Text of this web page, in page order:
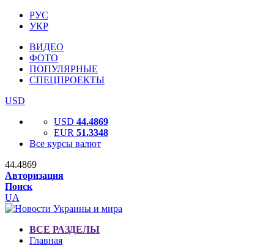
РУС
УКР
ВИДЕО
ФОТО
ПОПУЛЯРНЫЕ
СПЕЦПРОЕКТЫ
USD
USD 44.4869
EUR 51.3348
Все курсы валют
44.4869
Авторизация
Поиск
UA
ВСЕ РАЗДЕЛЫ
Главная